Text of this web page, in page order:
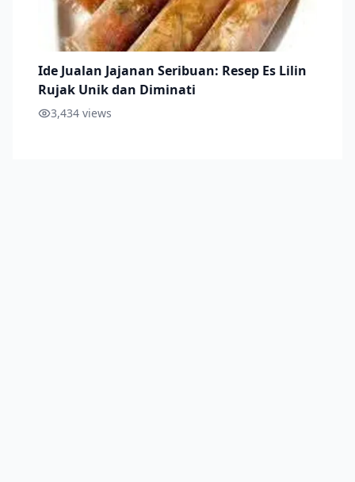
Ide Jualan Jajanan Seribuan: Resep Es Lilin
Rujak Unik dan Diminati
3,434 views